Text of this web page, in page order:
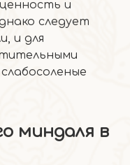
и
следует
и для
миндаля в